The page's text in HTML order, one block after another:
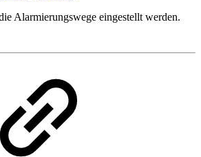
Alarmierungswege eingestellt werden.